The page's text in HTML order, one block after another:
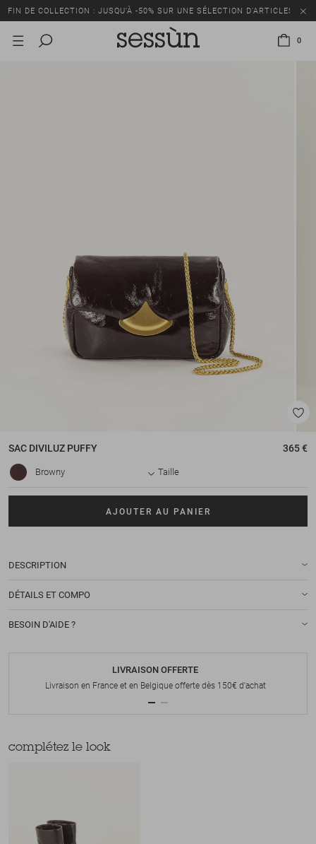
FIN DE COLLECTION : JUSQU’À -50% SUR UNE SÉLECTION D’ARTICLES
0
SAC DIVILUZ PUFFY 365 €
Browny Taille
AJOUTER AU PANIER
DESCRIPTION
DÉTAILS ET COMPO
BESOIN D'AIDE ?
LIVRAISON OFFERTE
Livraison en France et en Belgique offerte dès 150€ d'achat
complétez le look